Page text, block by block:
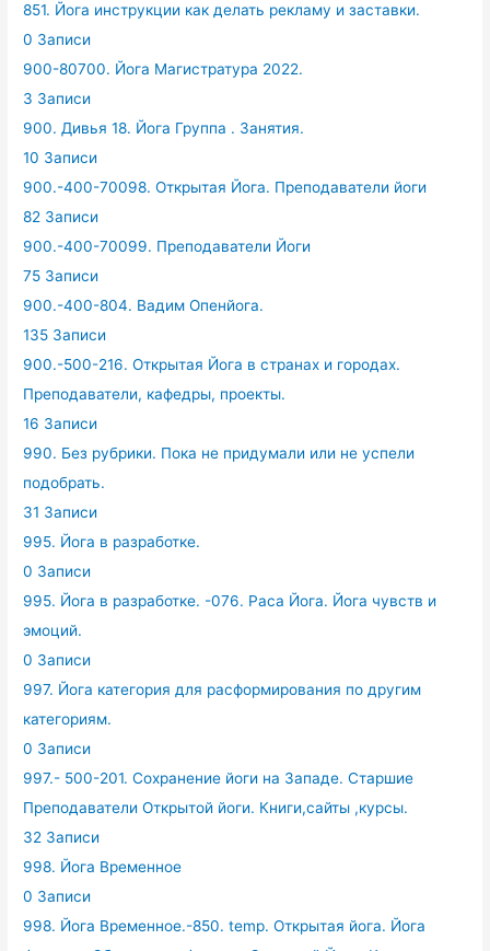
851. Йога инструкции как делать рекламу и заставки.
0 Записи
900-80700. Йога Магистратура 2022.
3 Записи
900. Дивья 18. Йога Группа . Занятия.
10 Записи
900.-400-70098. Открытая Йога. Преподаватели йоги
82 Записи
900.-400-70099. Преподаватели Йоги
75 Записи
900.-400-804. Вадим Опенйога.
135 Записи
900.-500-216. Открытая Йога в странах и городах.
Преподаватели, кафедры, проекты.
16 Записи
990. Без рубрики. Пока не придумали или не успели
подобрать.
31 Записи
995. Йога в разработке.
0 Записи
995. Йога в разработке. -076. Раса Йога. Йога чувств и
эмоций.
0 Записи
997. Йога категория для расформирования по другим
категориям.
0 Записи
997.- 500-201. Сохранение йоги на Западе. Старшие
Преподаватели Открытой йоги. Книги,сайты ,курсы.
32 Записи
998. Йога Временное
0 Записи
998. Йога Временное.-850. temp. Открытая йога. Йога